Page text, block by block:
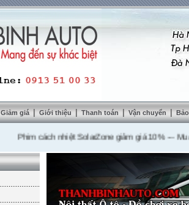
Giảm giá | Giới thiệu | Thanh toán | Vận chuyển |
Phim cách nhiệt SolarZone giảm giá 10%---Mua